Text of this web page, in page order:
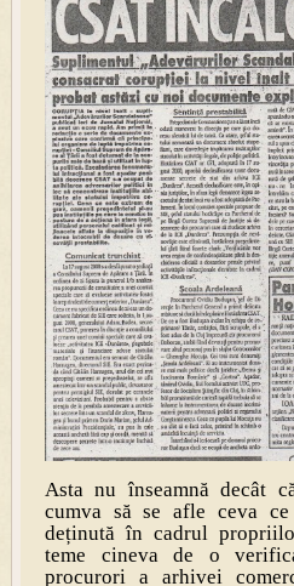
Asta nu înseamnă decât
cumva să se afle ceva
deținută în cadrul
teme cineva de o
procurori a arhivei